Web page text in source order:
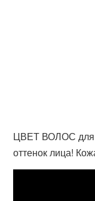
ЦВЕТ ВОЛОС
оттенок лица!